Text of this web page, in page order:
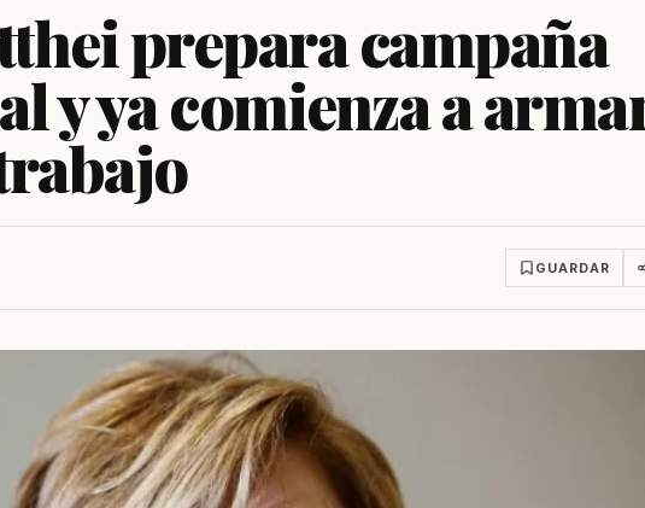
prepara campaña
y ya comienza a
GUARDAR